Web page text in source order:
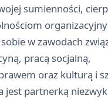
sumienności,
w zawodach
pracą socjalną,
oraz kulturą i
jest partnerką